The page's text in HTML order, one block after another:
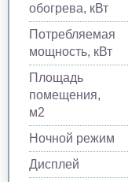
обогрева, кВт
Потребляемая
мощность, кВт
Площадь
помещения,
м2
Ночной режим
Дисплей